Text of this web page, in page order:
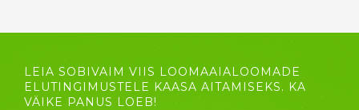
LEIA SOBIVAIM VIIS LOOMAAIALOOMADE
ELUTINGIMUSTELE KAASA AITAMISEKS. KA
VÄIKE PANUS LOEB!